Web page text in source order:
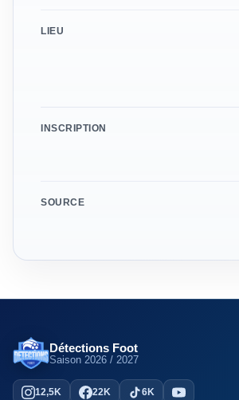
LIEU
Modalités
INSCRIPTION
SOURCE
Détections Foot
Saison 2026 / 2027
12,5K 22K 6K